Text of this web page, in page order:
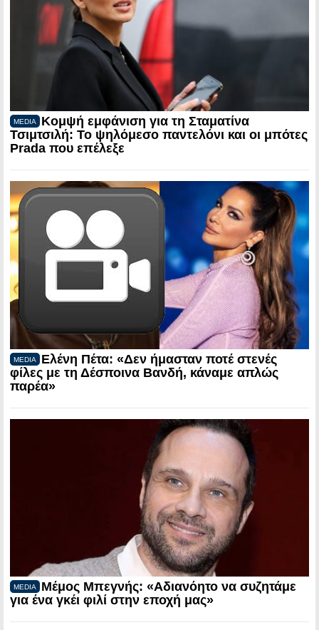
MEDIA
Κομψή εμφάνιση για τη Σταματίνα
Τσιμτσιλή: Το ψηλόμεσο παντελόνι και οι μπότες
Prada που επέλεξε
MEDIA
Ελένη Πέτα: «Δεν ήμασταν ποτέ στενές
φίλες με τη Δέσποινα Βανδή, κάναμε απλώς
παρέα»
MEDIA
Μέμος Μπεγνής: «Αδιανόητο να συζητάμε
για ένα γκέι φιλί στην εποχή μας»